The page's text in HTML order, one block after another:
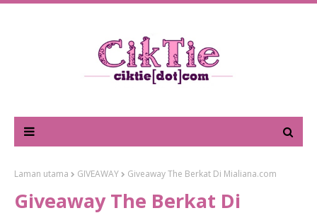
Laman utama GIVEAWAY Giveaway The Berkat Di Mialiana.com
Giveaway The Berkat Di